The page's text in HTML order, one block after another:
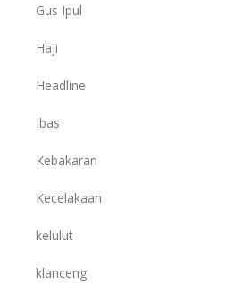
Gus Ipul
Haji
Headline
Ibas
Kebakaran
Kecelakaan
kelulut
klanceng